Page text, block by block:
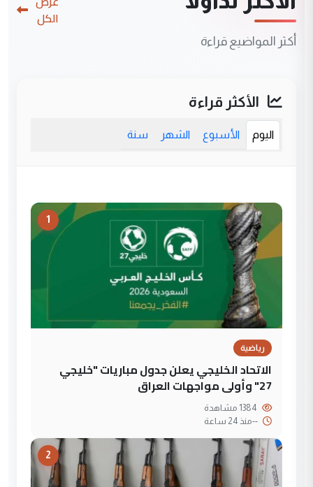
أكثر المواضيع قراءة
الكل
الأكثر قراءة
اليوم الأسبوع الشهر سنة
1
رياضية
الاتحاد الخليجي يعلن جدول مباريات "خليجي
27" وأولى مواجهات العراق
--منذ 24 ساعة
2